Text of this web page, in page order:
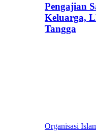
Pengajian
Keluarga,
Tangga
Organisasi